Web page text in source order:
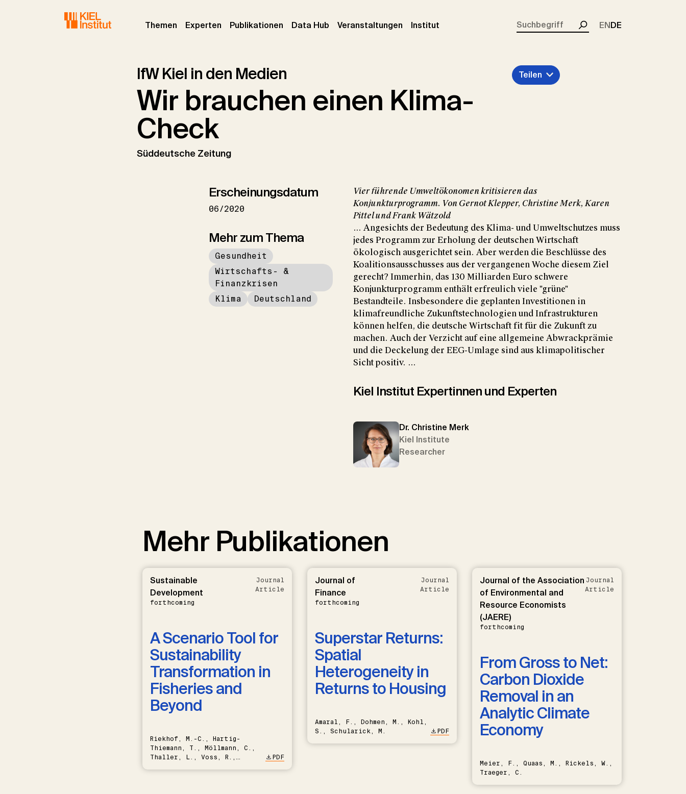
Themen (current)
Experten (current)
Publikationen (current)
Data Hub Veranstaltungen (current)
Institut
Suchen
ENDE
IfW Kiel in den Medien
Wir brauchen einen Klima-
Check
Süddeutsche Zeitung
Teilen
Erscheinungsdatum
06/2020
Mehr zum Thema
Gesundheit
Wirtschafts- &
Finanzkrisen
Klima
Deutschland
Vier führende Umweltökonomen kritisieren das
Konjunkturprogramm. Von Gernot Klepper, Christine Merk, Karen
Pittel und Frank Wätzold
... Angesichts der Bedeutung des Klima- und Umweltschutzes muss
jedes Programm zur Erholung der deutschen Wirtschaft
ökologisch ausgerichtet sein. Aber werden die Beschlüsse des
Koalitionsausschusses aus der vergangenen Woche diesem Ziel
gerecht? Immerhin, das 130 Milliarden Euro schwere
Konjunkturprogramm enthält erfreulich viele "grüne"
Bestandteile. Insbesondere die geplanten Investitionen in
klimafreundliche Zukunftstechnologien und Infrastrukturen
können helfen, die deutsche Wirtschaft fit für die Zukunft zu
machen. Auch der Verzicht auf eine allgemeine Abwrackprämie
und die Deckelung der EEG-Umlage sind aus klimapolitischer
Sicht positiv. ...
Kiel Institut Expertinnen und Experten
Dr. Christine Merk
Kiel Institute
Researcher
Mehr Publikationen
Sustainable
Development
forthcoming
Journal
Article
A Scenario Tool for
Sustainability
Transformation in
Fisheries and
Beyond
Riekhof, M.-C., Hartig-
Thiemann, T., Möllmann, C.,
Thaller, L., Voss, R.,
PDF
Journal of
Finance
forthcoming
Journal
Article
Superstar Returns:
Spatial
Heterogeneity in
Returns to Housing
Amaral, F., Dohmen, M., Kohl,
S., Schularick, M.
PDF
Journal of the Association
of Environmental and
Resource Economists
(JAERE)
forthcoming
Journal
Article
From Gross to Net:
Carbon Dioxide
Removal in an
Analytic Climate
Economy
Meier, F., Quaas, M., Rickels, W.,
Traeger, C.